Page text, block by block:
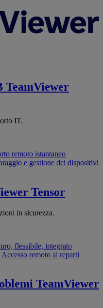
TeamViewer
IT.
remoto istantaneo
e gestione dei dispositivi
Tensor
in sicurezza.
flessibile, integrato
Accesso remoto ai reparti
TeamViewer